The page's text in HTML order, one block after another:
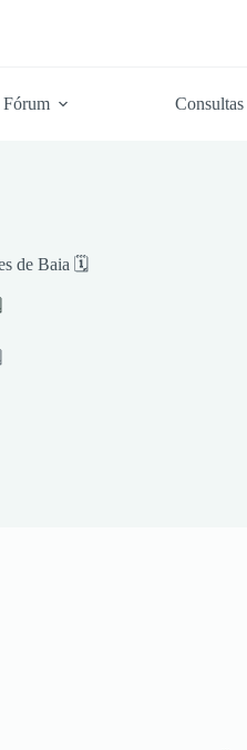
Fórum Consultas
de Baia 🗓